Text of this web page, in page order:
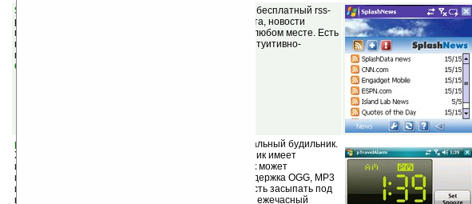
SplashNews FREE RSS Reader v1.0
(бесплатная) — бесплатный rss-
ридер. Получайте последние новости: новости спорта, новости
гаджетов и др. прямо на ваш КПК в любое время и в любом месте. Есть
возможность добавлять свои источники новостей, интуитивно-
понятный интерфейс.
Скачать
pTravelAlarm 2.7.3
(шареварная) — многофункциональный будильник.
Характеристики: до 10 будильников, каждый будильник имеет
индивидуальные настройки звука, каждый будильник может
использовать индивидуальный звуковой сигнал, поддержка OGG, MP3
и WAV файлов, функция «Sleep» даст вам возможность засыпать под
ваши любимые мелодии, таймер обратного отсчета, ежечасный